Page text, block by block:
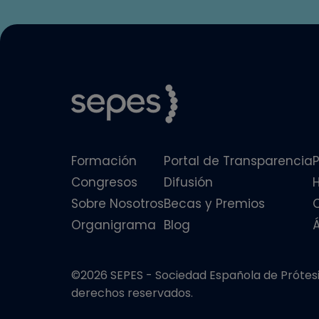
Formación
Congresos
Sobre Nosotros
Organigrama
Portal de Transparencia
Difusión
Becas y Premios
Blog
©2026 SEPES - Sociedad Española de
derechos reservados.